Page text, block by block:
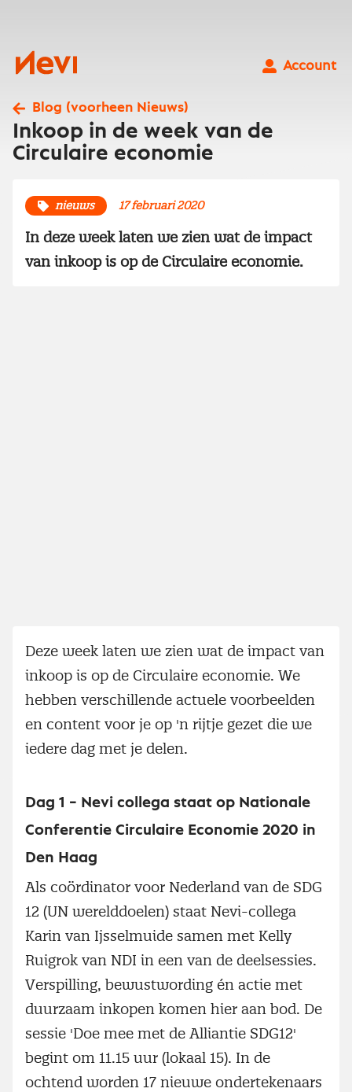
Nevi
Account
Blog (voorheen Nieuws)
Inkoop in de week van de
Circulaire economie
nieuws 17 februari 2020
In deze week laten we zien wat de impact
van inkoop is op de Circulaire economie.
Deze week laten we zien wat de impact van
inkoop is op de Circulaire economie. We
hebben verschillende actuele voorbeelden
en content voor je op 'n rijtje gezet die we
iedere dag met je delen.
Dag 1 – Nevi collega staat op Nationale
Conferentie Circulaire Economie 2020 in
Den Haag
Als coördinator voor Nederland van de SDG
12 (UN werelddoelen) staat Nevi-collega
Karin van Ijsselmuide samen met Kelly
Ruigrok van NDI in een van de deelsessies.
Verspilling, bewustwording én actie met
duurzaam inkopen komen hier aan bod. De
sessie 'Doe mee met de Alliantie SDG12'
begint om 11.15 uur (lokaal 15). In de
ochtend worden 17 nieuwe ondertekenaars